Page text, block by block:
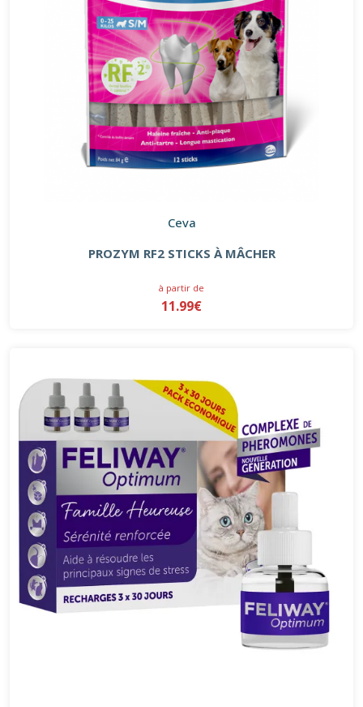
Ceva
PROZYM RF2 STICKS À MÂCHER
à partir de
11.99€